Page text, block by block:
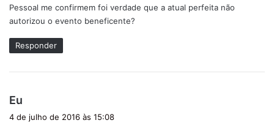
s
e
:
Pessoal me confirmem foi verdade que a atual perfeita não
autorizou o evento beneficente?
Responder
Eu
4 de julho de 2016 às 15:08